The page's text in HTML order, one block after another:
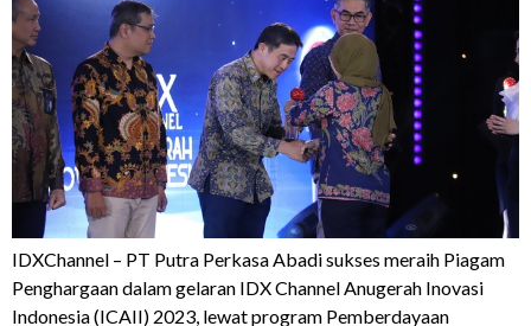
IDXChannel – PT Putra Perkasa Abadi sukses meraih Piagam
Penghargaan dalam gelaran IDX Channel Anugerah Inovasi
Indonesia (ICAII) 2023, lewat program Pemberdayaan